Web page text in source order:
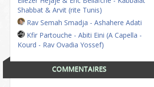
Shabbat & Arvit (rite Tunis)
Rav Semah Smadja - Ashahere Adati
Kfir Partouche - Abiti Eini (A Capella -
Kourd - Rav Ovadia Yossef)
COMMENTAIRES